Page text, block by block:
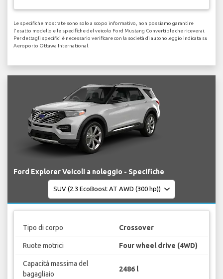
Le specifiche mostrate sono solo a scopo informativo, non possiamo garantire
l'esatto modello e le specifiche del veicolo Ford Mustang Convertible che riceverai.
Per dettagli specifici è necessario verificare con la società di autonoleggio indicata su
Aeroporto Ottawa International.
Ford Explorer Veicoli a noleggio - Specifiche
Tipo di corpo Crossover
Ruote motrici Four wheel drive (4WD)
Capacità massima del
bagagliaio
2486 l